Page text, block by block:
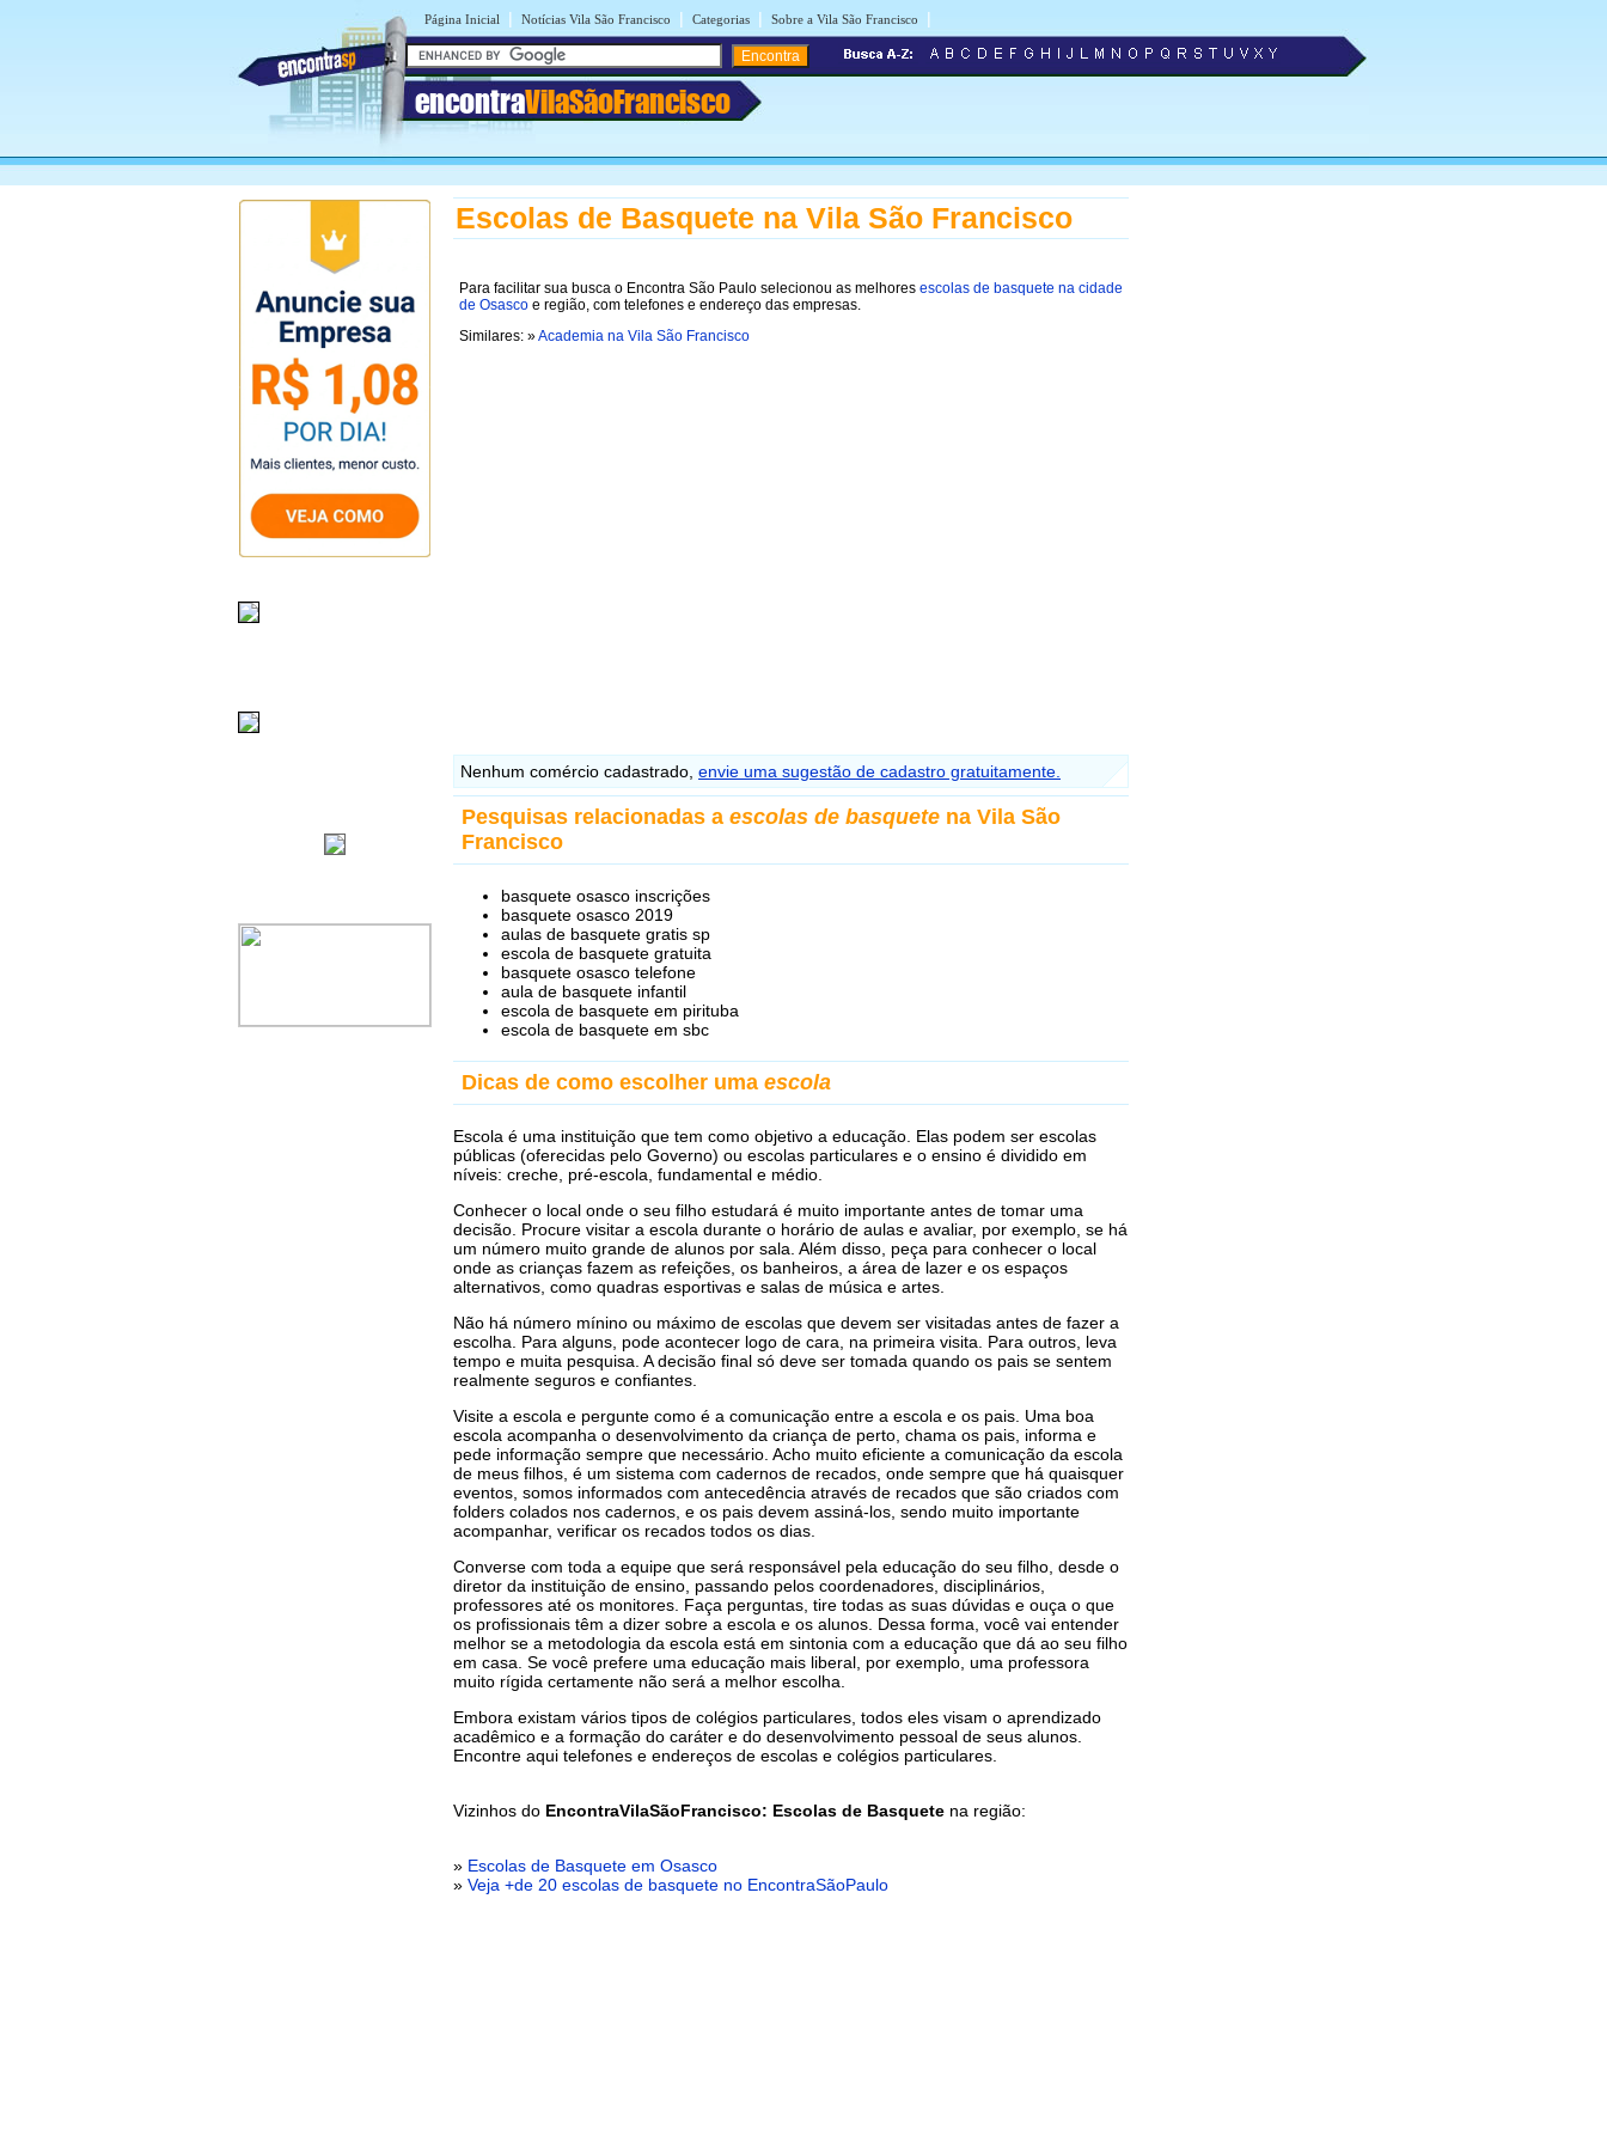
Página Inicial | Notícias Vila São Francisco | Categorias | Sobre a Vila São Francisco |
encontraVilaSãoFrancisco
Escolas de Basquete na Vila São Francisco
Para facilitar sua busca o Encontra São Paulo selecionou as melhores escolas de basquete na cidade
de Osasco e região, com telefones e endereço das empresas.
Similares: »Academia na Vila São Francisco
Nenhum comércio cadastrado, envie uma sugestão de cadastro gratuitamente.
Pesquisas relacionadas a escolas de basquete na Vila São
Francisco
basquete osasco inscrições
basquete osasco 2019
aulas de basquete gratis sp
escola de basquete gratuita
basquete osasco telefone
aula de basquete infantil
escola de basquete em pirituba
escola de basquete em sbc
Dicas de como escolher uma escola
Escola é uma instituição que tem como objetivo a educação. Elas podem ser escolas
públicas (oferecidas pelo Governo) ou escolas particulares e o ensino é dividido em
níveis: creche, pré-escola, fundamental e médio.
Conhecer o local onde o seu filho estudará é muito importante antes de tomar uma
decisão. Procure visitar a escola durante o horário de aulas e avaliar, por exemplo, se há
um número muito grande de alunos por sala. Além disso, peça para conhecer o local
onde as crianças fazem as refeições, os banheiros, a área de lazer e os espaços
alternativos, como quadras esportivas e salas de música e artes.
Não há número mínino ou máximo de escolas que devem ser visitadas antes de fazer a
escolha. Para alguns, pode acontecer logo de cara, na primeira visita. Para outros, leva
tempo e muita pesquisa. A decisão final só deve ser tomada quando os pais se sentem
realmente seguros e confiantes.
Visite a escola e pergunte como é a comunicação entre a escola e os pais. Uma boa
escola acompanha o desenvolvimento da criança de perto, chama os pais, informa e
pede informação sempre que necessário. Acho muito eficiente a comunicação da escola
de meus filhos, é um sistema com cadernos de recados, onde sempre que há quaisquer
eventos, somos informados com antecedência através de recados que são criados com
folders colados nos cadernos, e os pais devem assiná-los, sendo muito importante
acompanhar, verificar os recados todos os dias.
Converse com toda a equipe que será responsável pela educação do seu filho, desde o
diretor da instituição de ensino, passando pelos coordenadores, disciplinários,
professores até os monitores. Faça perguntas, tire todas as suas dúvidas e ouça o que
os profissionais têm a dizer sobre a escola e os alunos. Dessa forma, você vai entender
melhor se a metodologia da escola está em sintonia com a educação que dá ao seu filho
em casa. Se você prefere uma educação mais liberal, por exemplo, uma professora
muito rígida certamente não será a melhor escolha.
Embora existam vários tipos de colégios particulares, todos eles visam o aprendizado
acadêmico e a formação do caráter e do desenvolvimento pessoal de seus alunos.
Encontre aqui telefones e endereços de escolas e colégios particulares.
Vizinhos do EncontraVilaSãoFrancisco: Escolas de Basquete na região:
» Escolas de Basquete em Osasco
» Veja +de 20 escolas de basquete no EncontraSãoPaulo